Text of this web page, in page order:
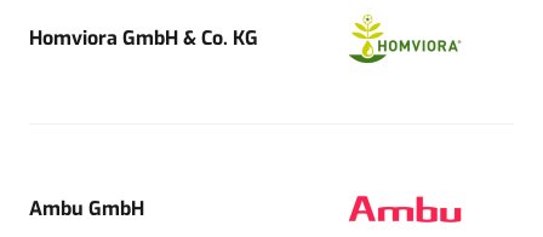
Homviora GmbH & Co. KG
Ambu GmbH